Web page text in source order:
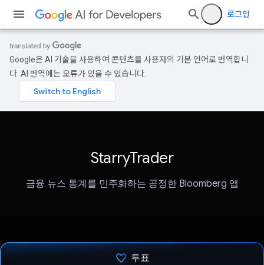
로그인
Google은 AI 기술을 사용하여 콘텐츠를 사용자의 기본 언어로 번역합니
다. AI 번역에는 오류가 있을 수 있습니다.
StarryTrader
금융 뉴스 통계를 민주화하는 공정한 Bloomberg 앱
투표